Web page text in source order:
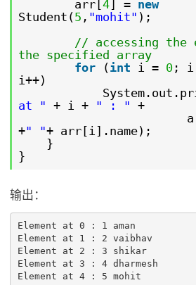
arr[4] = new
Student(5 , "mohit" );
// accessing the
the specified array
for
(int i = 0; i
i++)
at " + i + " : " +
+" "+ arr[i].name);
}
}
输出：
Element at 0 : 1 aman
Element at 1 : 2 vaibhav
Element at 2 : 3 shikar
Element at 3 : 4 dharmesh
Element at 4 : 5 mohit